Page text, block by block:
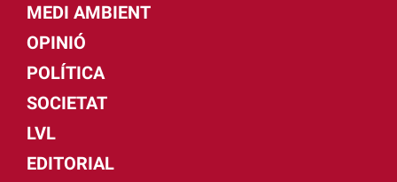
MEDI AMBIENT
OPINIÓ
POLÍTICA
SOCIETAT
LVL
EDITORIAL